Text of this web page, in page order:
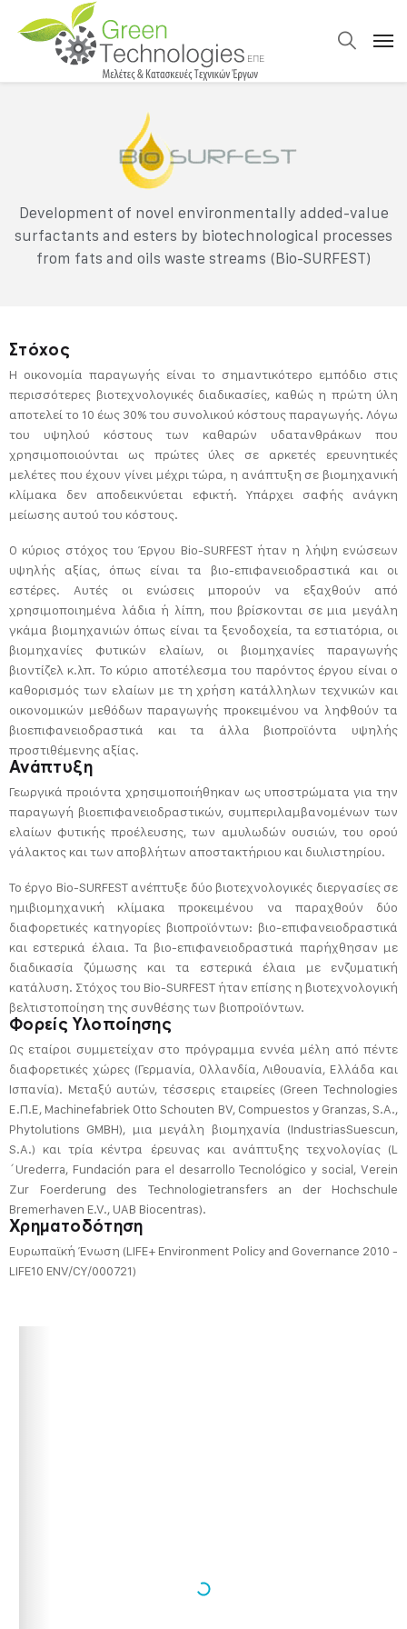
Development of novel environmentally added-value
surfactants and esters by biotechnological processes
from fats and oils waste streams (Bio-SURFEST)
Στόχος
Η οικονομία παραγωγής είναι το σημαντικότερο εμπόδιο στις
περισσότερες βιοτεχνολογικές διαδικασίες, καθώς η πρώτη ύλη
αποτελεί το 10 έως 30% του συνολικού κόστους παραγωγής. Λόγω
του υψηλού κόστους των καθαρών υδατανθράκων που
χρησιμοποιούνται ως πρώτες ύλες σε αρκετές ερευνητικές
μελέτες που έχουν γίνει μέχρι τώρα, η ανάπτυξη σε βιομηχανική
κλίμακα δεν αποδεικνύεται εφικτή. Υπάρχει σαφής ανάγκη
μείωσης αυτού του κόστους.
Ο κύριος στόχος του Έργου Bio-SURFEST ήταν η λήψη ενώσεων
υψηλής αξίας, όπως είναι τα βιο-επιφανειοδραστικά και οι
εστέρες. Αυτές οι ενώσεις μπορούν να εξαχθούν από
χρησιμοποιημένα λάδια ή λίπη, που βρίσκονται σε μια μεγάλη
γκάμα βιομηχανιών όπως είναι τα ξενοδοχεία, τα εστιατόρια, οι
βιομηχανίες φυτικών ελαίων, οι βιομηχανίες παραγωγής
βιοντίζελ κ.λπ. Το κύριο αποτέλεσμα του παρόντος έργου είναι ο
καθορισμός των ελαίων με τη χρήση κατάλληλων τεχνικών και
οικονομικών μεθόδων παραγωγής προκειμένου να ληφθούν τα
βιοεπιφανειοδραστικά και τα άλλα βιοπροϊόντα υψηλής
προστιθέμενης αξίας.
Ανάπτυξη
Γεωργικά προιόντα χρησιμοποιήθηκαν ως υποστρώματα για την
παραγωγή βιοεπιφανειοδραστικών, συμπεριλαμβανομένων των
ελαίων φυτικής προέλευσης, των αμυλωδών ουσιών, του ορού
γάλακτος και των αποβλήτων αποστακτήριου και διυλιστηρίου.
Το έργο Bio-SURFEST ανέπτυξε δύο βιοτεχνολογικές διεργασίες σε
ημιβιομηχανική κλίμακα προκειμένου να παραχθούν δύο
διαφορετικές κατηγορίες βιοπροϊόντων: βιο-επιφανειοδραστικά
και εστερικά έλαια. Τα βιο-επιφανειοδραστικά παρήχθησαν με
διαδικασία ζύμωσης και τα εστερικά έλαια με ενζυματική
κατάλυση. Στόχος του Bio-SURFEST ήταν επίσης η βιοτεχνολογική
βελτιστοποίηση της συνθέσης των βιοπροϊόντων.
Φορείς Υλοποίησης
Ως εταίροι συμμετείχαν στο πρόγραμμα εννέα μέλη από πέντε
διαφορετικές χώρες (Γερμανία, Ολλανδία, Λιθουανία, Ελλάδα και
Ισπανία). Μεταξύ αυτών, τέσσερις εταιρείες (Green Technologies
Ε.Π.Ε, Machinefabriek Otto Schouten BV, Compuestos y Granzas, S.A.,
Phytolutions GMBH), μια μεγάλη βιομηχανία (IndustriasSuescun,
S.A.) και τρία κέντρα έρευνας και ανάπτυξης τεχνολογίας (L
´Urederra, Fundación para el desarrollo Tecnológico y social, Verein
Zur Foerderung des Technologietransfers an der Hochschule
Bremerhaven E.V., UAB Biocentras).
Χρηματοδότηση
Ευρωπαϊκή Ένωση (LIFE+ Environment Policy and Governance 2010 -
LIFE10 ENV/CY/000721)